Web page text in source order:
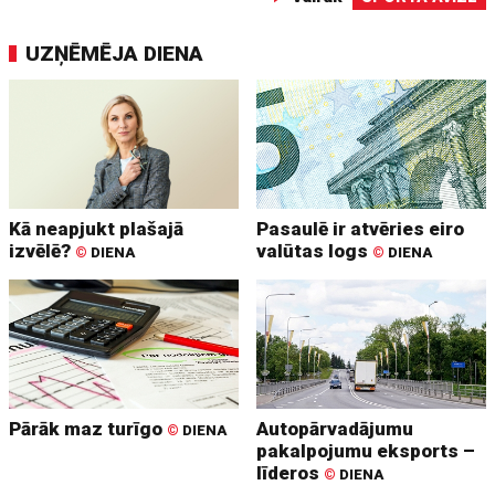
UZŅĒMĒJA DIENA
Kā neapjukt plašajā
izvēlē? © DIENA
Pasaulē ir atvēries eiro
valūtas logs © DIENA
Pārāk maz turīgo © DIENA
Autopārvadājumu
pakalpojumu eksports –
līderos © DIENA